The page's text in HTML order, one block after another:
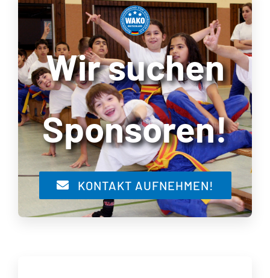
Wir suchen
Sponsoren!
KONTAKT AUFNEHMEN!